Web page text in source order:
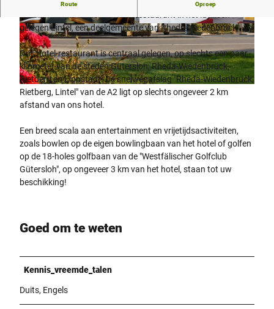
© CC-BY-SA
©CC-BY-SA ©CC-BY-SA
Route Oproep
gelegen Lintel, een deelgemeente van Rheda-Wiedenbrück.
Ons hotel-restaurant is centraal gelegen, op slechts een paar
kilometer van de steden Gütersloh, Rheda-Wiedenbrück,
Rietberg en Lippstadt. De snelwegafslag "Rheda-Wiedenbrück,
Rietberg, Lintel" van de A2 ligt op slechts ongeveer 2 km
afstand van ons hotel.
Een breed scala aan entertainment en vrijetijdsactiviteiten,
zoals bowlen op de eigen bowlingbaan van het hotel of golfen
op de 18-holes golfbaan van de "Westfälischer Golfclub
Gütersloh", op ongeveer 3 km van het hotel, staan tot uw
beschikking!
Goed om te weten
Kennis_vreemde_talen
Duits, Engels